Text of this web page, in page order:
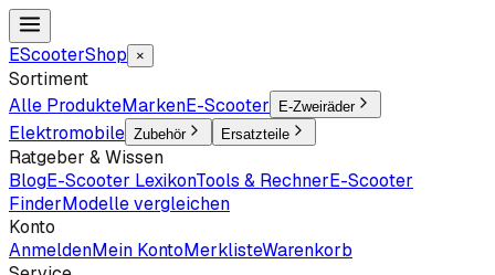
EScooterShop ×
Sortiment
Alle ProdukteMarkenE-Scooter E-Zweiräder
Elektromobile Zubehör Ersatzteile
Ratgeber & Wissen
BlogE-Scooter LexikonTools & RechnerE-Scooter
FinderModelle vergleichen
Konto
AnmeldenMein KontoMerklisteWarenkorb